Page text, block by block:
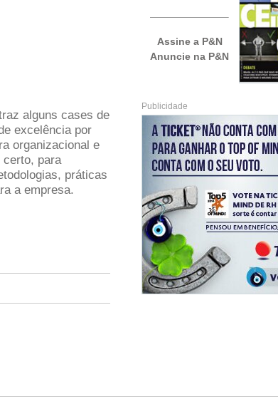
alguns cases de
excelência por
organizacional e
certo, para
práticas
a empresa.
Assine a P&N
Anuncie na P&N
Publicidade